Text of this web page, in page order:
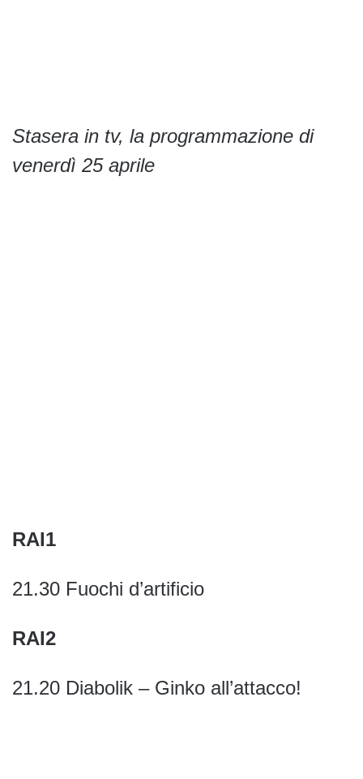
Stasera in tv, la programmazione di
venerdì 25 aprile
RAI1
21.30 Fuochi d’artificio
RAI2
21.20 Diabolik – Ginko all’attacco!